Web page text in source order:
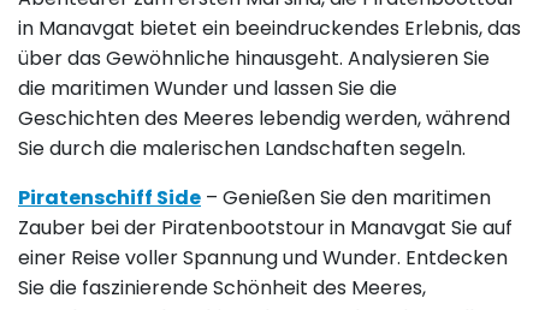
in Manavgat bietet ein beeindruckendes Erlebnis, das
über das Gewöhnliche hinausgeht. Analysieren Sie
die maritimen Wunder und lassen Sie die
Geschichten des Meeres lebendig werden, während
Sie durch die malerischen Landschaften segeln.
Piratenschiff Side – Genießen Sie den maritimen
Zauber bei der Piratenbootstour in Manavgat Sie auf
einer Reise voller Spannung und Wunder. Entdecken
Sie die faszinierende Schönheit des Meeres,